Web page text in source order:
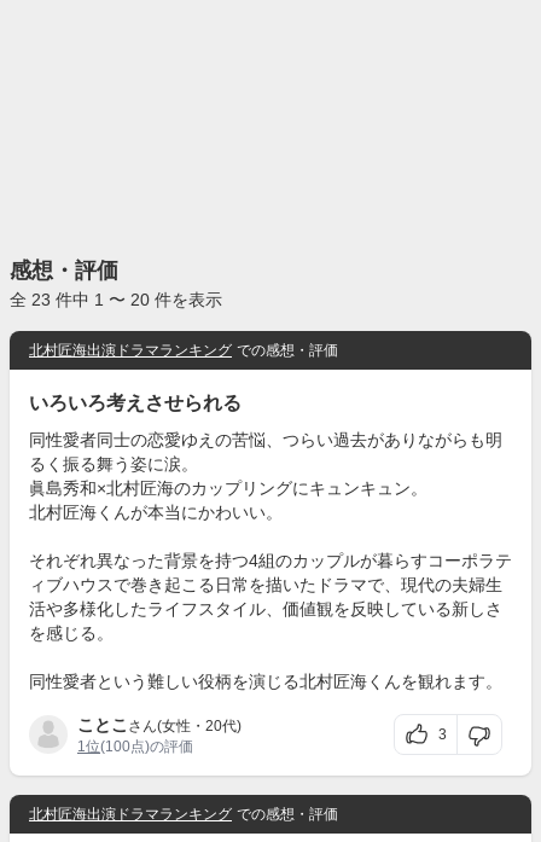
感想・評価
全 23 件中 1 〜 20 件を表示
北村匠海出演ドラマランキング での感想・評価
いろいろ考えさせられる
同性愛者同士の恋愛ゆえの苦悩、つらい過去がありながらも明
るく振る舞う姿に涙。
眞島秀和×北村匠海のカップリングにキュンキュン。
北村匠海くんが本当にかわいい。
それぞれ異なった背景を持つ4組のカップルが暮らすコーポラテ
ィブハウスで巻き起こる日常を描いたドラマで、現代の夫婦生
活や多様化したライフスタイル、価値観を反映している新しさ
を感じる。
同性愛者という難しい役柄を演じる北村匠海くんを観れます。
ことこ さん(女性・20代)
1位(100点)の評価
3
北村匠海出演ドラマランキング での感想・評価